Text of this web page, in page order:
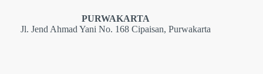
PURWAKARTA
Jl. Jend Ahmad Yani No. 168 Cipaisan, Purwakarta